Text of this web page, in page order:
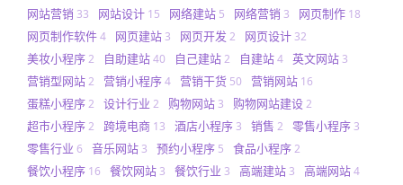
网站营销 33 网站设计 15 网络建站 5 网络营销 3 网页制作 18
网页制作软件4 网页建站 3 网页开发 2 网页设计 32
美妆小程序2 自助建站40 自己建站2 自建站4 英文网站 3
营销型网站2 营销小程序4 营销干货 50 营销网站 16
蛋糕小程序2 设计行业 2 购物网站 3 购物网站建设2
超市小程序2 跨境电商 13 酒店小程序 3 销售 2 零售小程序 3
零售行业 6 音乐网站 3 预约小程序 5 食品小程序2
餐饮小程序 16 餐饮网站 3 餐饮行业 3 高端建站 3 高端网站4